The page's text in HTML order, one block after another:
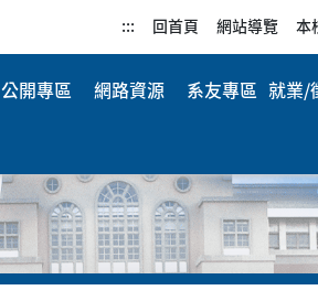
::: 回首頁 網站導覽 本
公開專區 網路資源 系友專區 就業/